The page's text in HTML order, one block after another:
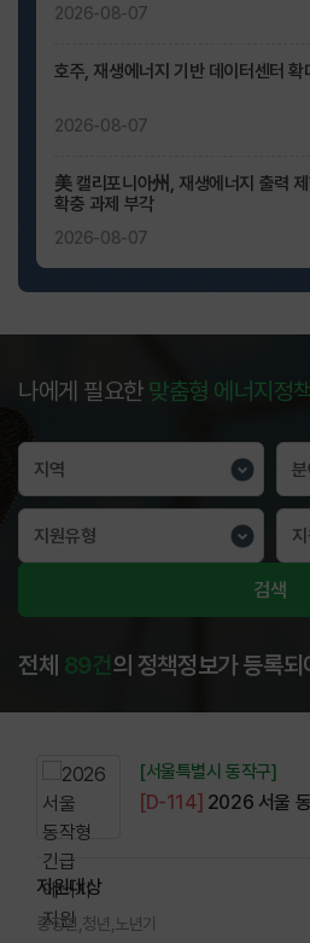
키보드
(TAB)
접근하여
2026-08-07
호주, 재생에너지 기반 데이터센터 확
2026-08-07
美 캘리포니아州, 재생에너지 출력
확충 과제 부각
2026-08-07
나에게 필요한 맞춤형 에너지정
검색
전체 89건의 정책정보가 등록
[서울특별시 동작구]
[D-114] 2026 서울
지원대상
중장년,청년,노년기